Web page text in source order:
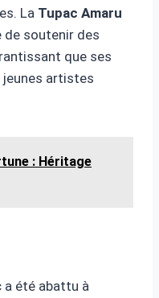
La Tupac Amaru
de soutenir des
que ses
artistes
: Héritage
a été abattu à